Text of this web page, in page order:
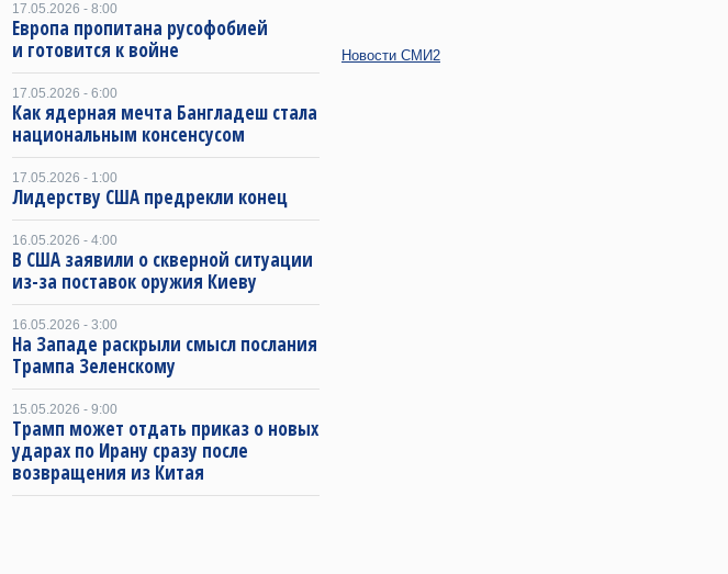
17.05.2026 - 8:00
Европа пропитана русофобией
и готовится к войне
17.05.2026 - 6:00
Как ядерная мечта Бангладеш стала
национальным консенсусом
17.05.2026 - 1:00
Лидерству США предрекли конец
16.05.2026 - 4:00
В США заявили о скверной ситуации
из-за поставок оружия Киеву
16.05.2026 - 3:00
На Западе раскрыли смысл послания
Трампа Зеленскому
15.05.2026 - 9:00
Трамп может отдать приказ о новых
ударах по Ирану сразу после
возвращения из Китая
Новости СМИ2